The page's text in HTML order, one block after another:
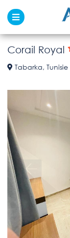
Corail Royal
Tabarka, Tunisie